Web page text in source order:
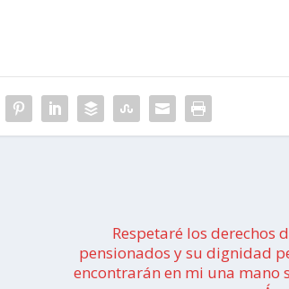
Respetaré los derechos
pensionados y su dignidad
encontrarán en mi una mano